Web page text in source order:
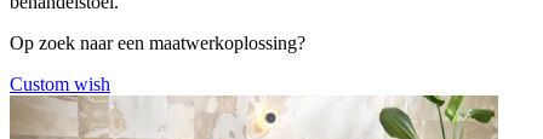
Op zoek naar een maatwerkoplossing?
Custom wish